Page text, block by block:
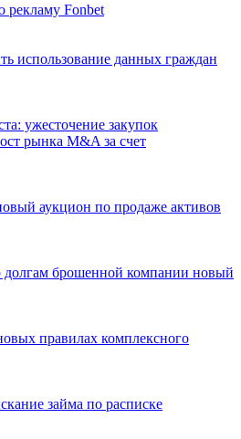
Fonbet
использование данных граждан
ужесточение закупок
рынка M&A за счет
аукцион по продаже активов
долгам брошенной компании новый
правилах комплексного
займа по расписке